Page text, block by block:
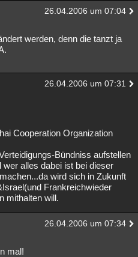
26.04.2006 um 07:04
werden, denn die tanzt ja
26.04.2006 um 07:31
Cooperation Organization
Bündniss aufstellen
alles dabei ist bei dieser
wird sich in Zukunft
Frankreichwieder
mithalten will.
26.04.2006 um 07:34
mal!